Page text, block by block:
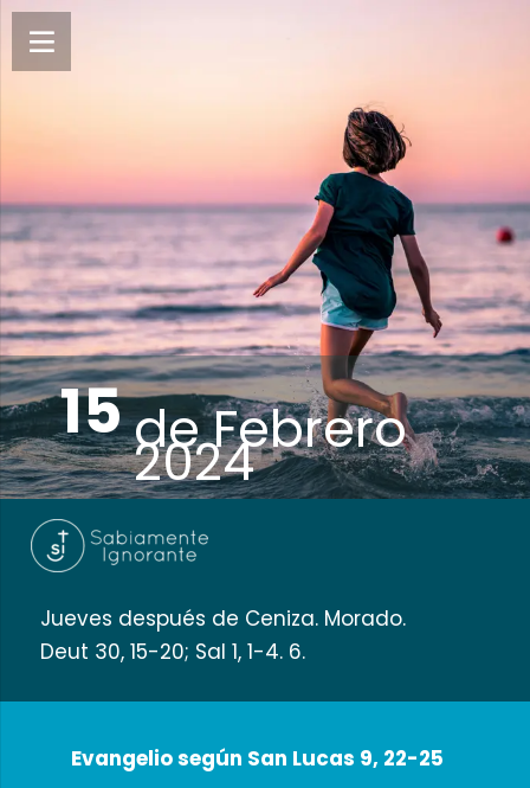
15deFebrero
2024
Jueves después de Ceniza. Morado.
Deut 30, 15-20; Sal 1, 1-4. 6.
Evangelio según San Lucas 9, 22-25